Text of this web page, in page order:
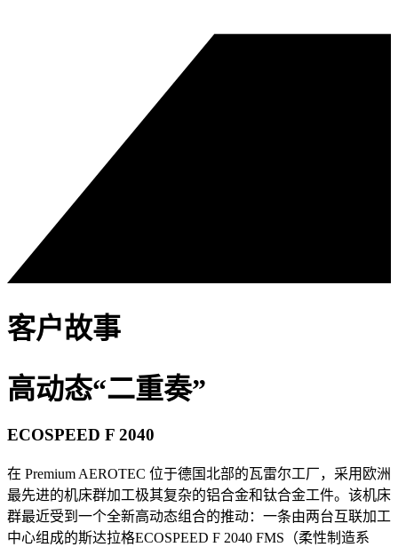
客户故事
高动态“二重奏”
ECOSPEED F 2040
在 Premium AEROTEC 位于德国北部的瓦雷尔工厂，采用欧洲
最先进的机床群加工极其复杂的铝合金和钛合金工件。该机床
群最近受到一个全新高动态组合的推动：一条由两台互联加工
中心组成的斯达拉格ECOSPEED F 2040 FMS（柔性制造系